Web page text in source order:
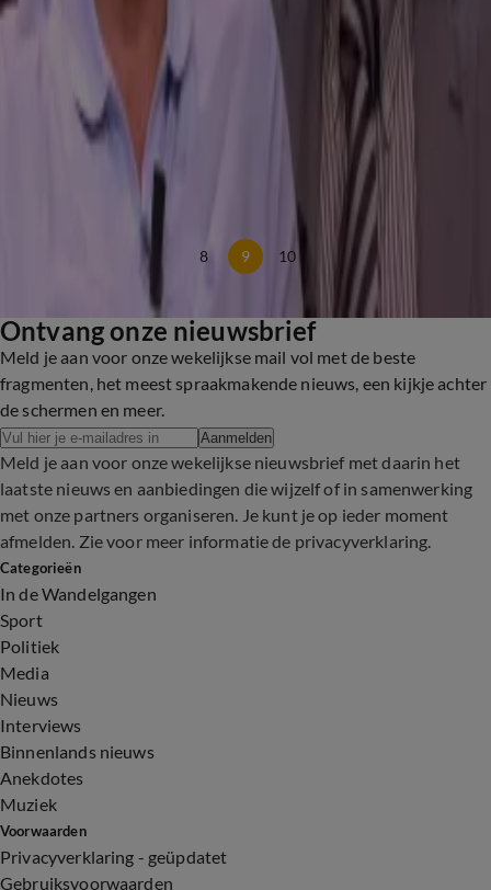
Johan vertelt anekdote over zijn tijd in het leger: 'Dan kreeg ik een stijve!'
15 mei 2025, 00:13
Johan doet Omtzigt-imitatie – en hoe!
14 mei 2025, 23:56
Lekker man
Johan onthult welke naam hij aan zijn jongeheer heeft gegeven
8 9 10
Ontvang onze nieuwsbrief
Meld je aan voor onze wekelijkse mail vol met de beste
fragmenten, het meest spraakmakende nieuws, een kijkje achter
de schermen en meer.
Aanmelden
Meld je aan voor onze wekelijkse nieuwsbrief met daarin het
laatste nieuws en aanbiedingen die wijzelf of in samenwerking
met onze partners organiseren. Je kunt je op ieder moment
afmelden. Zie voor meer informatie de privacyverklaring.
Categorieën
In de Wandelgangen
Sport
Politiek
Media
Nieuws
Interviews
Binnenlands nieuws
Anekdotes
Muziek
Voorwaarden
Privacyverklaring - geüpdatet
Gebruiksvoorwaarden